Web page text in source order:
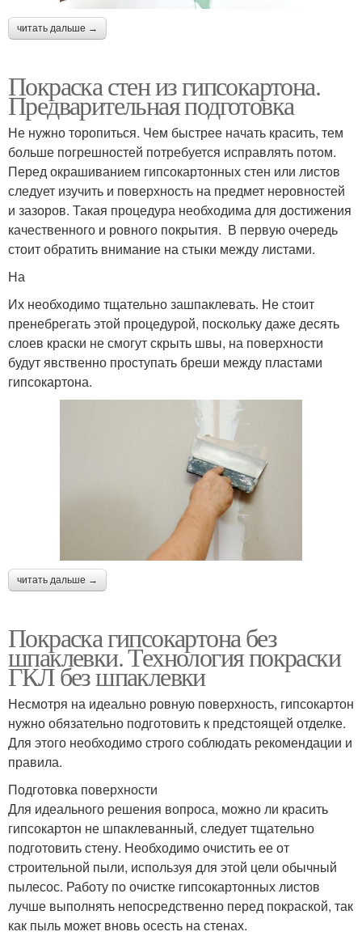
читать дальше →
Покраска стен из гипсокартона.
Предварительная подготовка
Не нужно торопиться. Чем быстрее начать красить, тем
больше погрешностей потребуется исправлять потом.
Перед окрашиванием гипсокартонных стен или листов
следует изучить и поверхность на предмет неровностей
и зазоров. Такая процедура необходима для достижения
качественного и ровного покрытия. В первую очередь
стоит обратить внимание на стыки между листами.
На
Их необходимо тщательно зашпаклевать. Не стоит
пренебрегать этой процедурой, поскольку даже десять
слоев краски не смогут скрыть швы, на поверхности
будут явственно проступать бреши между пластами
гипсокартона.
читать дальше →
Покраска гипсокартона без
шпаклевки. Технология покраски
ГКЛ без шпаклевки
Несмотря на идеально ровную поверхность, гипсокартон
нужно обязательно подготовить к предстоящей отделке.
Для этого необходимо строго соблюдать рекомендации и
правила.
Подготовка поверхности
Для идеального решения вопроса, можно ли красить
гипсокартон не шпаклеванный, следует тщательно
подготовить стену. Необходимо очистить ее от
строительной пыли, используя для этой цели обычный
пылесос. Работу по очистке гипсокартонных листов
лучше выполнять непосредственно перед покраской, так
как пыль может вновь осесть на стенах.